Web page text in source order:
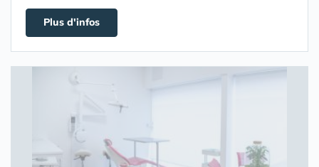
Plus d'infos